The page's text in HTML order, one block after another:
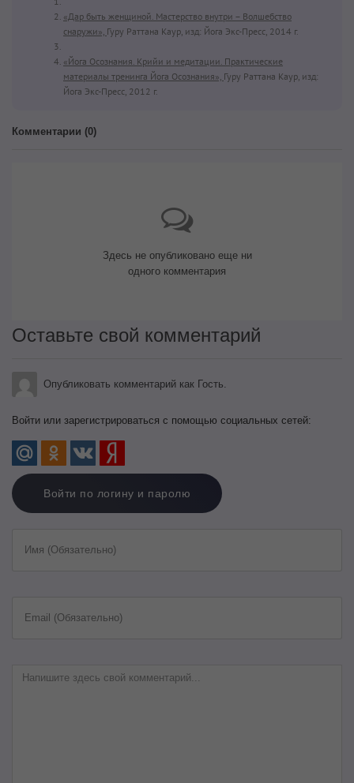
«Дар быть женщиной. Мастерство внутри – Волшебство
снаружи», Гуру Раттана Каур, изд: Йога Экс-Пресс, 2014 г.
«Йога Осознания. Крийи и медитации. Практические
материалы тренинга Йога Осознания», Гуру Раттана Каур, изд:
Йога Экс-Пресс, 2012 г.
Комментарии (0)
Здесь не опубликовано еще ни
одного комментария
Оставьте свой комментарий
Опубликовать комментарий как Гость.
Войти или зарегистрироваться с помощью социальных сетей:
Войти по логину и паролю
Имя (Обязательно)
Email (Обязательно)